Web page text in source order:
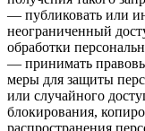
— публиковать или
неограниченный
обработки
— принимать
меры для защиты
или случайного
блокирования,